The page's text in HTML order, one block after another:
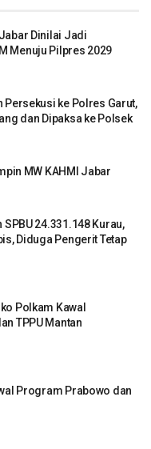
Dinilai Jadi
Menuju Pilpres 2029
Persekusi ke Polres Garut,
dan Dipaksa ke Polsek
MW KAHMI Jabar
24.331.148 Kurau,
Diduga Pengerit Tetap
Polkam Kawal
TPPU Mantan
Program Prabowo dan